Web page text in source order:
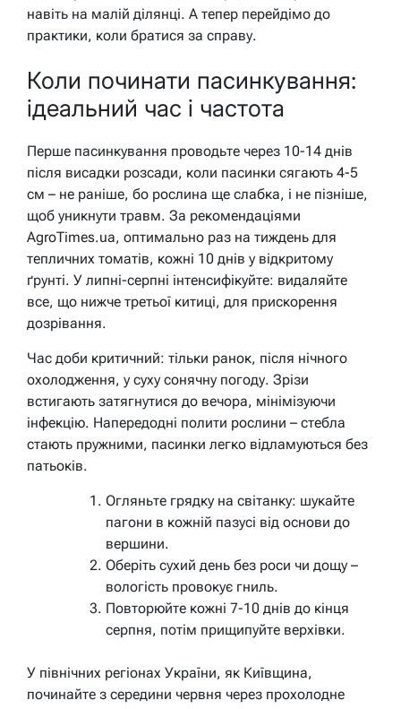
навіть на малій ділянці. А тепер перейдімо до
практики, коли братися за справу.
Коли починати пасинкування:
ідеальний час і частота
Перше пасинкування проводьте через 10-14 днів
після висадки розсади, коли пасинки сягають 4-5
см – не раніше, бо рослина ще слабка, і не пізніше,
щоб уникнути травм. За рекомендаціями
AgroTimes.ua, оптимально раз на тиждень для
тепличних томатів, кожні 10 днів у відкритому
ґрунті. У липні-серпні інтенсифікуйте: видаляйте
все, що нижче третьої китиці, для прискорення
дозрівання.
Час доби критичний: тільки ранок, після нічного
охолодження, у суху сонячну погоду. Зрізи
встигають затягнутися до вечора, мінімізуючи
інфекцію. Напередодні полити рослини – стебла
стають пружними, пасинки легко відламуються без
патьоків.
Огляньте грядку на світанку: шукайте
пагони в кожній пазусі від основи до
вершини.
Оберіть сухий день без роси чи дощу –
вологість провокує гниль.
Повторюйте кожні 7-10 днів до кінця
серпня, потім прищипуйте верхівки.
У північних регіонах України, як Київщина,
починайте з середини червня через прохолодне